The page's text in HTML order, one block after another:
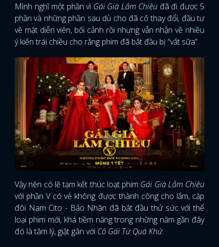
Mình nghĩ một phần vì Gái Già Lắm Chiêu đã đi được 5
phần và những phần sau dù cho đã cố thay đổi, đầu tư
về mặt diễn viên, bối cảnh rồi nhưng vẫn nhận về nhiều
ý kiến trái chiều cho rằng phim đã bắt đầu bị “vắt sữa”.
Vậy nên có lẽ tạm kết thúc loạt phim Gái Già Lắm Chiêu
với phần V có vẻ không được thành công cho lắm, cặp
đôi Nam Cito - Bảo Nhân đã bắt đầu thử sức với thể
loại phim mới, khá tiềm năng trong những năm gần đây
đó là tâm lý, giật gân với Cô Gái Từ Quá Khứ.